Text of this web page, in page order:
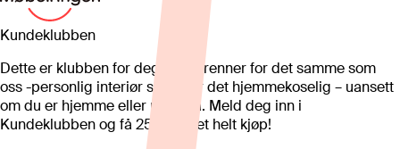
Kundeklubben
Dette er klubben for deg som brenner for det samme som
oss -personlig interiør som gjør det hjemmekoselig – uansett
om du er hjemme eller på hytta. Meld deg inn i
Kundeklubben og få 25%* på et helt kjøp!